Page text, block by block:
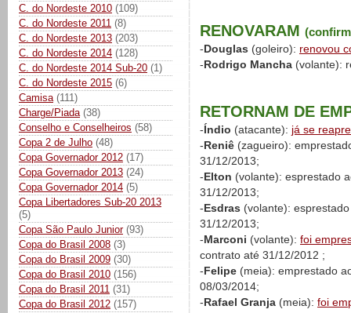
C. do Nordeste 2010 (109)
C. do Nordeste 2011 (8)
C. do Nordeste 2013 (203)
C. do Nordeste 2014 (128)
C. do Nordeste 2014 Sub-20 (1)
C. do Nordeste 2015 (6)
Camisa (111)
Charge/Piada (38)
Conselho e Conselheiros (58)
Copa 2 de Julho (48)
Copa Governador 2012 (17)
Copa Governador 2013 (24)
Copa Governador 2014 (5)
Copa Libertadores Sub-20 2013
(5)
Copa São Paulo Junior (93)
Copa do Brasil 2008 (3)
Copa do Brasil 2009 (30)
Copa do Brasil 2010 (156)
Copa do Brasil 2011 (31)
Copa do Brasil 2012 (157)
RENOVARAM
-Douglas (goleiro): renovou
-Rodrigo Mancha (volante):
RETORNAM DE
-Índio (atacante): já se
-Reniê (zagueiro):
31/12/2013;
-Elton (volante): esprestado
31/12/2013;
-Esdras (volante):
31/12/2013;
-Marconi (volante): foi
contrato até 31/12/2012 ;
-Felipe (meia): emprestado
08/03/2014;
-Rafael Granja (meia): foi